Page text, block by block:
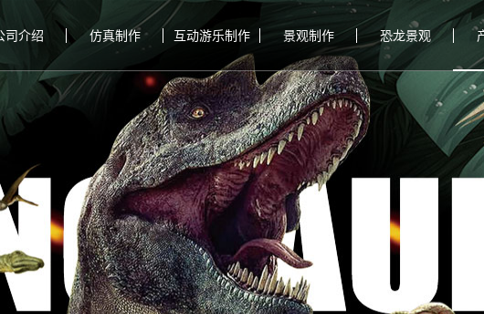
司介绍 仿真制作 互动游乐制作 景观制作 恐龙景观